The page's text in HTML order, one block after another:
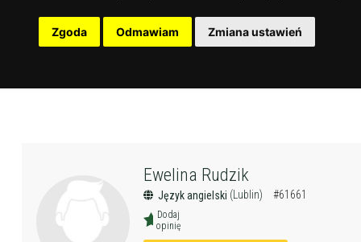
Zgoda Odmawiam Zmiana ustawień
Ewelina Rudzik
Język angielski (Lublin) #61661
Dodaj
opinię